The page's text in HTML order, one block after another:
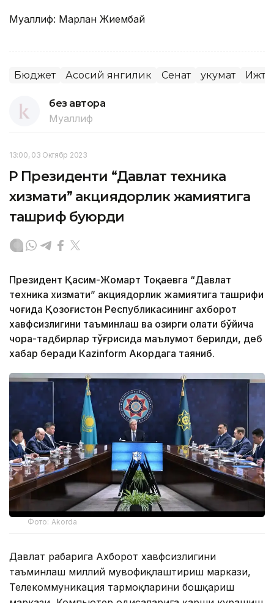
Муаллиф: Марлан Жиембай
Бюджет Асосий янгилик Сенат Ҳукумат
без автора
Муаллиф
13:00, 03 Октябр 2023
ҚР Президенти “Давлат техника
хизмати” акциядорлик жамиятига
ташриф буюрди
Президент Қасим-Жомарт Тоқаевга “Давлат
техника хизмати” акциядорлик жамиятига ташрифи
чоғида Қозоғистон Республикасининг ахборот
хавфсизлигини таъминлаш ва ҳозирги ҳолати бўйича
чора-тадбирлар тўғрисида маълумот берилди, деб
хабар беради Каzinform Акордага таяниб.
Фото: Akorda
Давлат раҳбарига Ахборот хавфсизлигини
таъминлаш миллий мувофиқлаштириш маркази,
Телекоммуникация тармоқларини бошқариш